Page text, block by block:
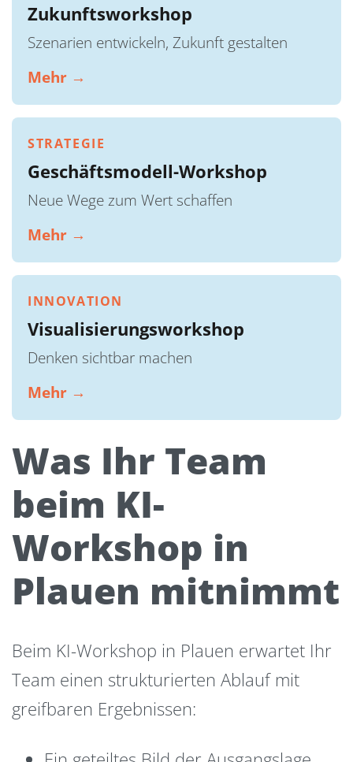
Zukunftsworkshop
Szenarien entwickeln, Zukunft gestalten
Mehr →
STRATEGIE
Geschäftsmodell-Workshop
Neue Wege zum Wert schaffen
Mehr →
INNOVATION
Visualisierungsworkshop
Denken sichtbar machen
Mehr →
Was Ihr Team
beim KI-
Workshop in
Plauen mitnimmt
Beim KI-Workshop in Plauen erwartet Ihr
Team einen strukturierten Ablauf mit
greifbaren Ergebnissen: